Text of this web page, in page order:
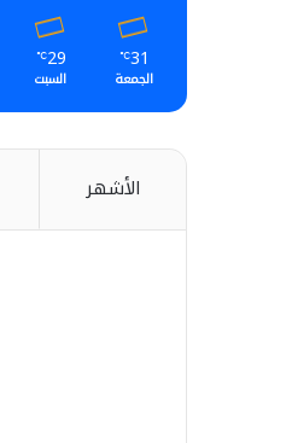
31
℃
الجمعة
29
℃
السبت
الأشهر